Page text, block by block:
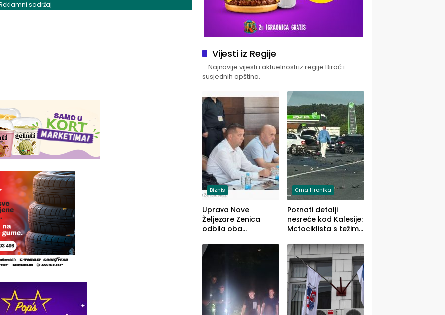
sadržaj
Vijesti iz Regije
– Najnovije vijesti i aktuelnosti iz regije Birač i
susjednih opština.
Biznis
Uprava Nove
Željezare Zenica
odbila oba
FBiH: Ustrajni da je
stečaj jedino rješenje
Crna Hronika
Poznati detalji
nesreće kod Kalesije:
Motociklista s težim,
lakšim povredama